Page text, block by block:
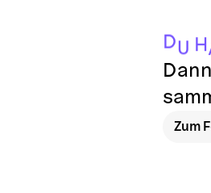
DU H
Zum